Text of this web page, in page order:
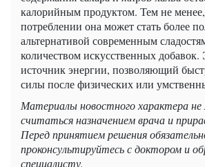
калорийным продуктом. Тем не
потреблении она может стать более
альтернативой современным
количеством искусственных
источник энергии, позволяющий
силы после физических или
Материалы новостного характера не
считаться назначением врача и
Перед принятием решения
проконсультируйтесь с доктором и
специалисту.